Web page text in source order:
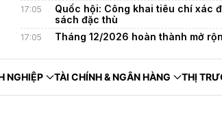
17:05
Quốc hội: Công khai tiêu chí xác
sách đặc thù
17:05 Tháng 12/2026 hoàn thành mở
NGHIỆP TÀI CHÍNH & NGÂN HÀNG THỊ